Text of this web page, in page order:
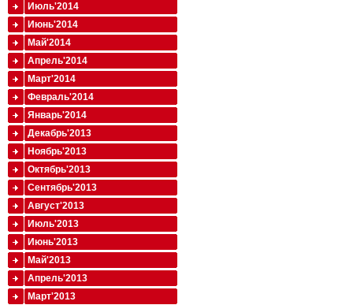
Июль'2014
Июнь'2014
Май'2014
Апрель'2014
Март'2014
Февраль'2014
Январь'2014
Декабрь'2013
Ноябрь'2013
Октябрь'2013
Сентябрь'2013
Август'2013
Июль'2013
Июнь'2013
Май'2013
Апрель'2013
Март'2013